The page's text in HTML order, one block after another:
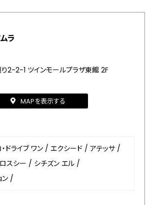
ラ
2-2-1 ツインモールプラザ東館 2F
MAPを表示する
ドライブ ワン / エクシード / アテッサ /
スシー / シチズン エル /
ン /